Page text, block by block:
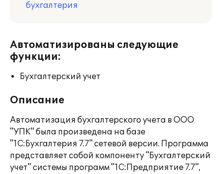
бухгалтерия
Автоматизированы следующие
функции:
Бухгалтерский учет
Описание
Автоматизация бухгалтерского учета в ООО
"УПК" была произведена на базе
"1С:Бухгалтерия 7.7" сетевой версии. Программа
представляет собой компоненту "Бухгалтерский
учет" системы программ "1С:Предприятие 7.7",